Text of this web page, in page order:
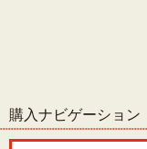
購入ナビゲーション